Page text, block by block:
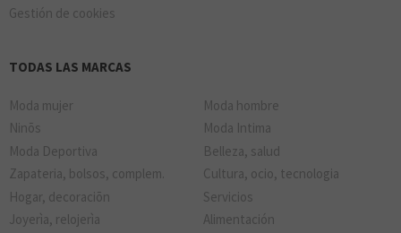
Gestión de cookies
TODAS LAS MARCAS
Moda mujer
Moda hombre
Ninõs
Moda Intima
Moda Deportiva
Belleza, salud
Zapateria, bolsos, complem.
Cultura, ocio, tecnologia
Hogar, decoraciõn
Servicios
Joyerìa, relojerìa
Alimentación